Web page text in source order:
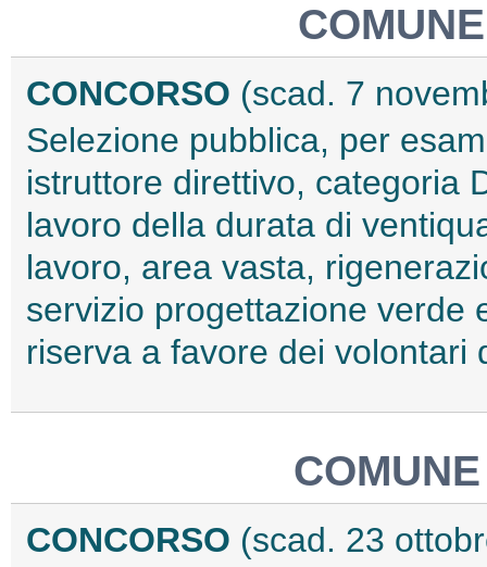
CONCORSO (scad. 7
Selezione pubblica, per
istruttore direttivo, categoria
lavoro della durata di
lavoro, area vasta,
servizio progettazione verde
riserva a favore dei volontari
CONCORSO (scad. 23